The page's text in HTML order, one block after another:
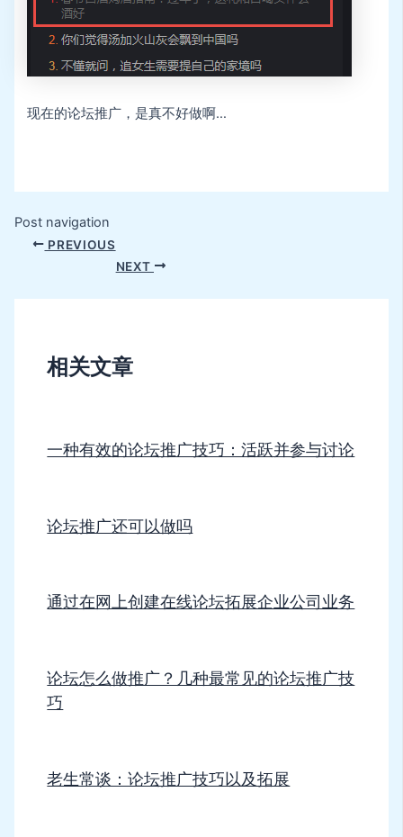
现在的论坛推广，是真不好做啊…
Post navigation
PREVIOUS
NEXT
相关文章
一种有效的论坛推广技巧：活跃并参与讨论
论坛推广还可以做吗
通过在网上创建在线论坛拓展企业公司业务
论坛怎么做推广？几种最常见的论坛推广技
巧
老生常谈：论坛推广技巧以及拓展